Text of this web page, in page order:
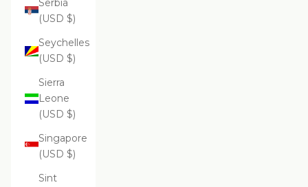
Serbia
(USD $)
Seychelles
(USD $)
Sierra
Leone
(USD $)
Singapore
(USD $)
Sint